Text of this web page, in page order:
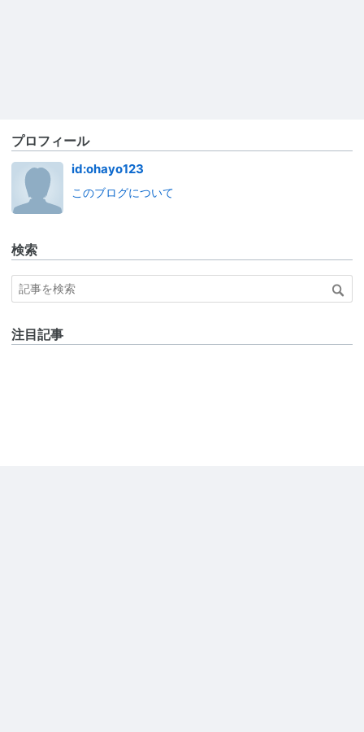
プロフィール
id:ohayo123
このブログについて
検索
注目記事